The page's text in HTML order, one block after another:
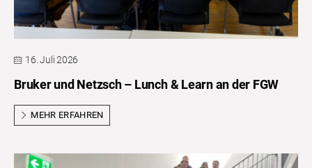
16. Juli 2026
Bruker und Netzsch – Lunch & Learn an der FGW
MEHR ERFAHREN